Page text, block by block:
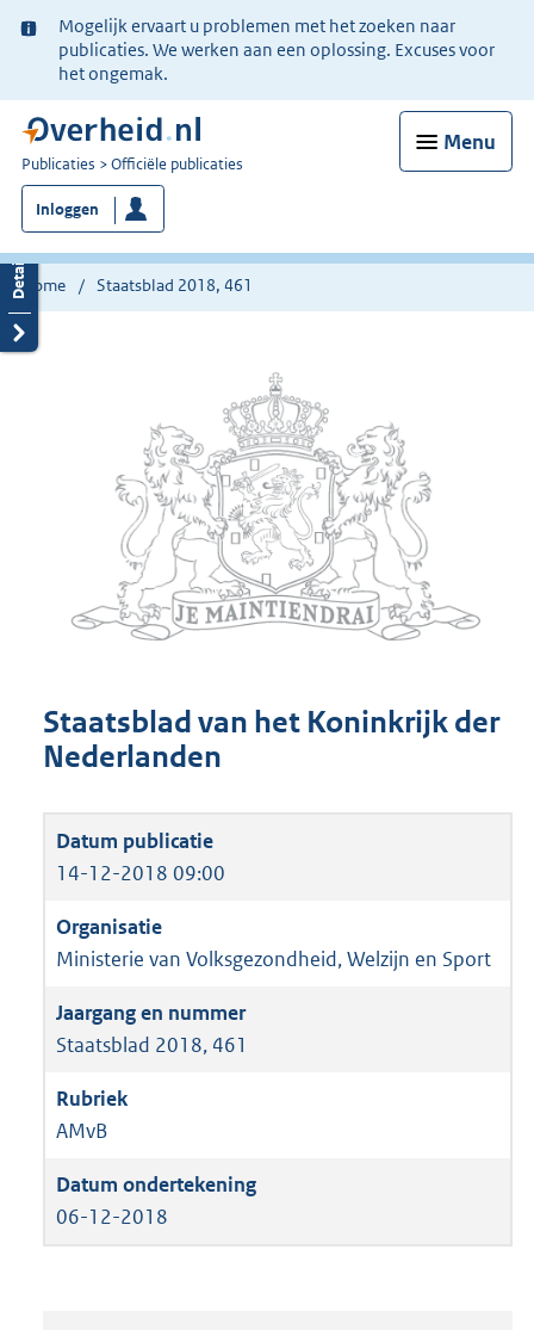
Ter
informatie:
Mogelijk ervaart u problemen met het zoeken naar
publicaties. We werken aan een oplossing. Excuses voor
het ongemak.
Menu
U
bent
nu
hier:
Publicaties Officiële publicaties
Inloggen
Home Staatsblad 2018, 461
Staatsblad van het Koninkrijk der
Nederlanden
14-12-2018 09:00
Ministerie van Volksgezondheid, Welzijn en Sport
Staatsblad 2018, 461
AMvB
06-12-2018